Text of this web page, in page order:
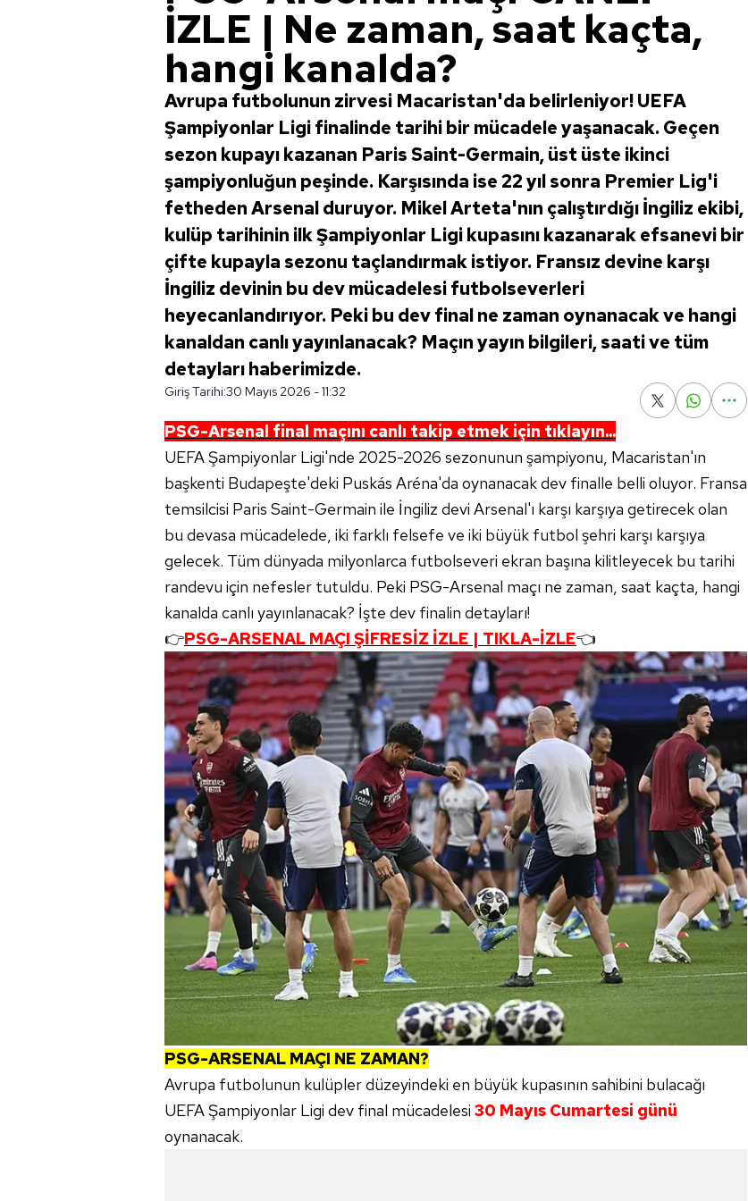
İZLE | Ne zaman, saat kaçta,
hangi kanalda?
Avrupa futbolunun zirvesi Macaristan'da belirleniyor! UEFA
Şampiyonlar Ligi finalinde tarihi bir mücadele yaşanacak. Geçen
sezon kupayı kazanan Paris Saint-Germain, üst üste ikinci
şampiyonluğun peşinde. Karşısında ise 22 yıl sonra Premier Lig'i
fetheden Arsenal duruyor. Mikel Arteta'nın çalıştırdığı İngiliz ekibi,
kulüp tarihinin ilk Şampiyonlar Ligi kupasını kazanarak efsanevi bir
çifte kupayla sezonu taçlandırmak istiyor. Fransız devine karşı
İngiliz devinin bu dev mücadelesi futbolseverleri
heyecanlandırıyor. Peki bu dev final ne zaman oynanacak ve hangi
kanaldan canlı yayınlanacak? Maçın yayın bilgileri, saati ve tüm
detayları haberimizde.
Giriş Tarihi:30 Mayıs 2026 - 11:32
PSG-Arsenal final maçını canlı takip etmek için tıklayın...
UEFA Şampiyonlar Ligi'nde 2025-2026 sezonunun şampiyonu, Macaristan'ın
başkenti Budapeşte'deki Puskás Aréna'da oynanacak dev finalle belli oluyor. Fransa
temsilcisi Paris Saint-Germain ile İngiliz devi Arsenal'ı karşı karşıya getirecek olan
bu devasa mücadelede, iki farklı felsefe ve iki büyük futbol şehri karşı karşıya
gelecek. Tüm dünyada milyonlarca futbolseveri ekran başına kilitleyecek bu tarihi
randevu için nefesler tutuldu. Peki PSG-Arsenal maçı ne zaman, saat kaçta, hangi
kanalda canlı yayınlanacak? İşte dev finalin detayları!
👉PSG-ARSENAL MAÇI ŞİFRESİZ İZLE | TIKLA-İZLE👈
PSG-ARSENAL MAÇI NE ZAMAN?
Avrupa futbolunun kulüpler düzeyindeki en büyük kupasının sahibini bulacağı
UEFA Şampiyonlar Ligi dev final mücadelesi 30 Mayıs Cumartesi günü
oynanacak.